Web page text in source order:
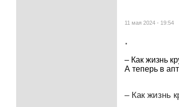
11 мая 2024 - 19:54
.
– Как жизнь
А теперь в
– Как жизнь